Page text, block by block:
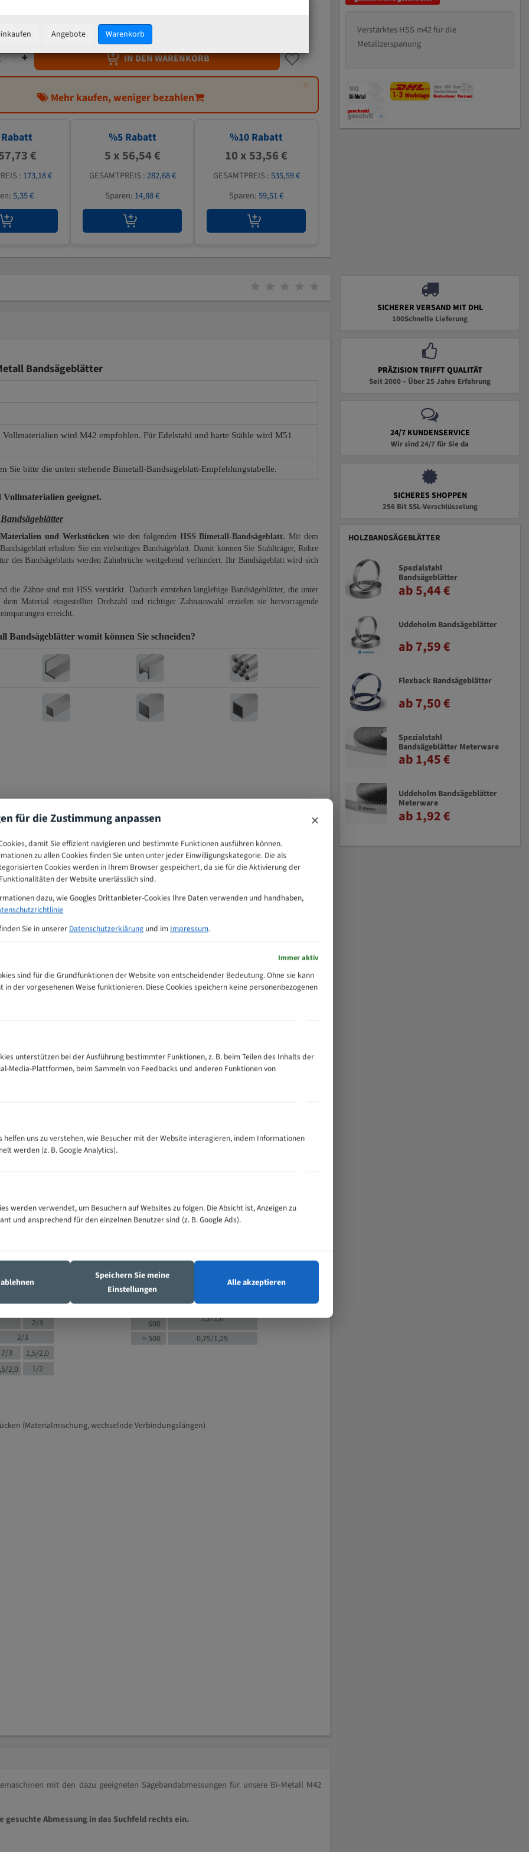
59,51 €
zzgl.Versandkosten
IN DEN WARENKORB
×
Mehr kaufen, weniger bezahlen
€
: 173,18 €
5,35 €
%5Rabatt
5 x 56,54 €
GESAMTPREIS :282,68 €
Sparen: 14,88 €
%10 Rabatt
10 x 53,56 €
GESAMTPREIS :535,59 €
Sparen:59,51 €
Verstärktes HSS m42 für die
Metallzerspanung
Bandsägeblätter
wird M42 empfohlen. Für Edelstahl und harte Stähle wird M51
Sie bitte die unten stehende Bimetall-Bandsägeblatt-Empfehlungstabelle.
geeignet.
und Werkstücken wie den folgenden HSS Bimetall-Bandsägeblatt. Mit dem
erhalten Sie ein vielseitiges Bandsägeblatt. Damit können Sie Stahlträger, Rohre
des Bandsägeblatts werden Zahnbrüche weitgehend verhindert. Ihr Bandsägeblatt wird sich
die Zähne sind mit HSS verstärkt. Dadurch entstehen langlebige Bandsägeblätter, die unter
Material eingestellter Drehzahl und richtiger Zahnauswahl erzielen sie hervorragende
erreicht.
Bandsägeblätter womit können Sie schneiden?
Zahnempfehlungs-Tabelle
300
500
4/6
4/6
4/5
4/5
2/3
2/3
2/3
1,5/2,0
2,0 1/2
M (mm)
Zähne pro
Zoll (ZpZ))
35 - 70
5/8
130 -
350
150 -
600
1,1/1,6
> 500
0,75/1,25
(Materialmischung, wechselnde Verbindungslängen)
mit den dazu geeigneten Sägebandabmessungen für unsere Bi-Metall M42
Abmessung in das Suchfeld rechts ein.
SICHERER VERSAND MIT DHL
100Schnelle Lieferung
PRÄZISION TRIFFT QUALITÄT
Seit 2000 – Über 25 Jahre Erfahrung
24/7 KUNDENSERVICE
Wir sind 24/7 für Sie da
SICHERES SHOPPEN
256 Bit SSL-Verschlüsselung
HOLZBANDSÄGEBLÄTTER
Spezialstahl
Bandsägeblätter
ab 5,44 €
Uddeholm Bandsägeblätter
ab 7,59 €
Flexback Bandsägeblätter
ab 7,50 €
Spezialstahl
Bandsägeblätter Meterware
ab 1,45 €
Uddeholm Bandsägeblätter
Meterware
ab 1,92 €
Angebote Warenkorb
für die Zustimmung anpassen ×
damit Sie effizient navigieren und bestimmte Funktionen ausführen können.
zu allen Cookies finden Sie unten unter jeder Einwilligungskategorie. Die als
Cookies werden in Ihrem Browser gespeichert, da sie für die Aktivierung der
der Website unerlässlich sind.
dazu, wie Googles Drittanbieter-Cookies Ihre Daten verwenden und handhaben,
Sie in unserer Datenschutzerklärung und im Impressum.
Immer aktiv
sind für die Grundfunktionen der Website von entscheidender Bedeutung. Ohne sie kann
in der vorgesehenen Weise funktionieren. Diese Cookies speichern keine personenbezogenen
unterstützen bei der Ausführung bestimmter Funktionen, z. B. beim Teilen des Inhalts der
Media-Plattformen, beim Sammeln von Feedbacks und anderen Funktionen von
helfen uns zu verstehen, wie Besucher mit der Website interagieren, indem Informationen
werden (z. B. Google Analytics).
werden verwendet, um Besuchern auf Websites zu folgen. Die Absicht ist, Anzeigen zu
und ansprechend für den einzelnen Benutzer sind (z. B. Google Ads).
Speichern Sie meine
Einstellungen
Alle akzeptieren